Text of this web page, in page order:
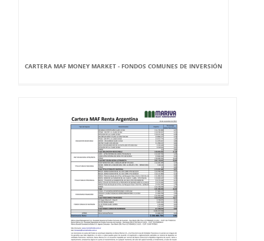
CARTERA MAF MONEY MARKET - FONDOS COMUNES DE INVERSIÓN